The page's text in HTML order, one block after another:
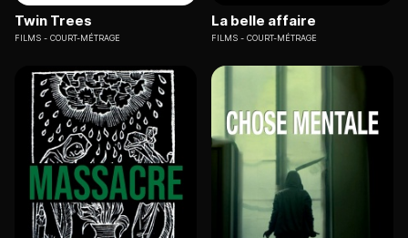
Twin Trees
FILMS COURT-MÉTRAGE
La belle affaire
FILMS COURT-MÉTRAGE